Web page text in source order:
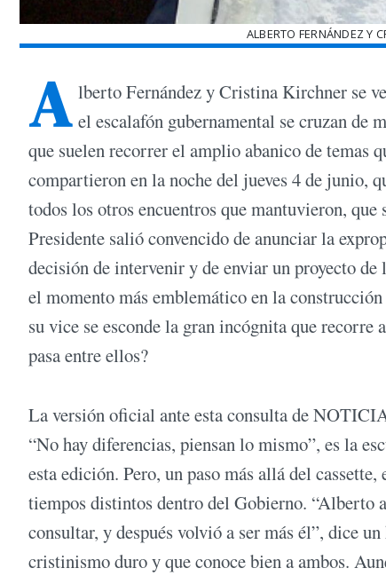
ALBERTO FERNÁNDEZ Y
A lberto Fernández y Cristina Kirchner se
el escalafón gubernamental se cruzan de
que suelen recorrer el amplio abanico de temas
compartieron en la noche del jueves 4 de junio,
todos los otros encuentros que mantuvieron, que
Presidente salió convencido de anunciar la
decisión de intervenir y de enviar un proyecto de
el momento más emblemático en la
su vice se esconde la gran incógnita que
pasa entre ellos?
La versión oficial ante esta consulta de
“No hay diferencias, piensan lo mismo”, es la
esta edición. Pero, un paso más allá del
tiempos distintos dentro del Gobierno. “Alberto
consultar, y después volvió a ser más él”, dice
cristinismo duro y que conoce bien a ambos.